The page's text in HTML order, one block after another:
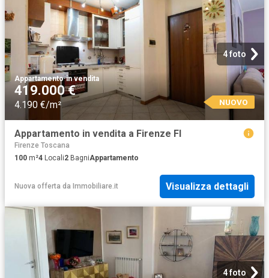
4 foto
Appartamento·in vendita
419.000 €
4.190 €/m² NUOVO
Appartamento in vendita a Firenze FI
Firenze Toscana
100 m²4 Locali2 BagniAppartamento
Nuova offerta da Immobiliare.it Visualizza dettagli
4 foto